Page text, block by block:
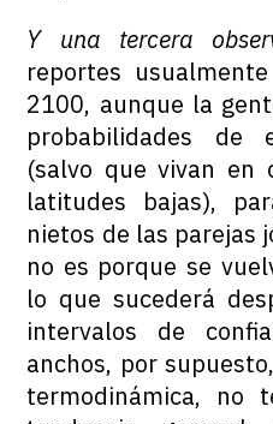
Y una tercera
reportes
2100, aunque la
probabilidades de
(salvo que vivan en
latitudes bajas),
nietos de las parejas
no es porque se
lo que sucederá
intervalos de
anchos, por
termodinámica, no